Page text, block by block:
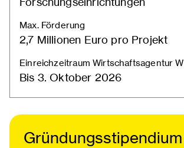
Max. Förderung
2,7 Millionen Euro pro Projekt
Einreichzeitraum Wirtschaftsagentur
Bis 3. Oktober 2026
Gründungsstipendium